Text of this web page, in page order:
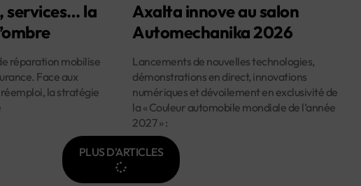
services… la
réparation mobilise
Face aux
la stratégie
Axalta innove au salon
Automechanika 2026
Lancements de nouvelles technologies,
démonstrations en direct, innovations
numériques et dévoilement en exclusivité de
la « Couleur automobile mondiale de l’année
2027 » :
PLUS D'ARTICLES